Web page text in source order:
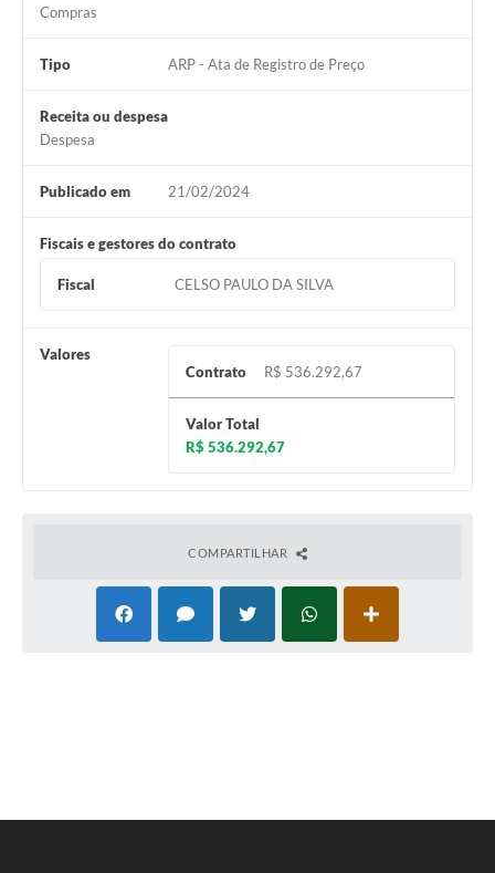
Compras
Tipo ARP - Ata de Registro de Preço
Receita ou despesa
Despesa
Publicado em 21/02/2024
Fiscais e gestores do contrato
Fiscal CELSO PAULO DA SILVA
Valores
Contrato
R$ 536.292,67
Valor Total
R$ 536.292,67
COMPARTILHAR